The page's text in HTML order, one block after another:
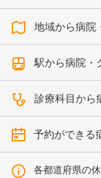
地域から病院
駅から病院・
診療科目から
予約ができる
各都道府県の